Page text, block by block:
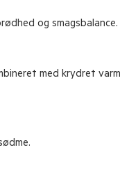
og
med krydret